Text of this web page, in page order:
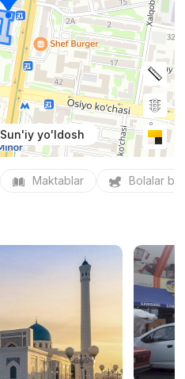
Sun'iy yo'ldosh
Maktablar Bolalar